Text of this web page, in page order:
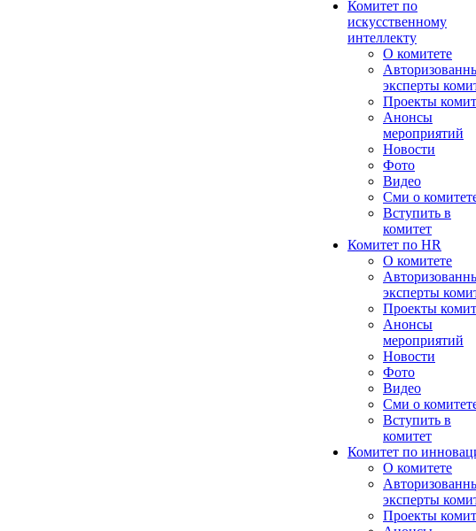
Комитет по
искусственному
интеллекту
О комитете
эксперты
Проекты
Анонсы
мероприятий
Новости
Фото
Видео
Сми о
Вступить в
комитет
Комитет по HR
О комитете
эксперты
Проекты
Анонсы
мероприятий
Новости
Фото
Видео
Сми о
Вступить в
комитет
Комитет по
О комитете
эксперты
Проекты